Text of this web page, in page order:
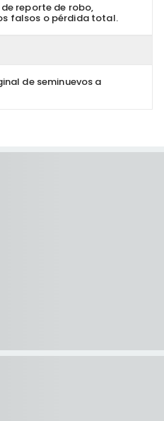
reporte de robo,
falsos o pérdida total.
de seminuevos a